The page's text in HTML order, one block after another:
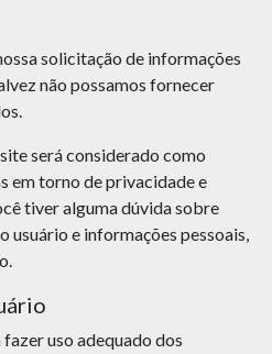
solicitação de informações
não possamos fornecer
será considerado como
em torno de privacidade e
tiver alguma dúvida sobre
usuário e informações pessoais,
uso adequado dos